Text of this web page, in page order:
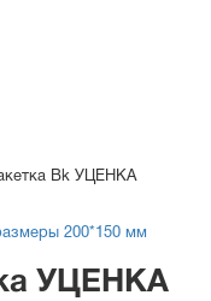
Bk УЦЕНКА
УЦЕНКА